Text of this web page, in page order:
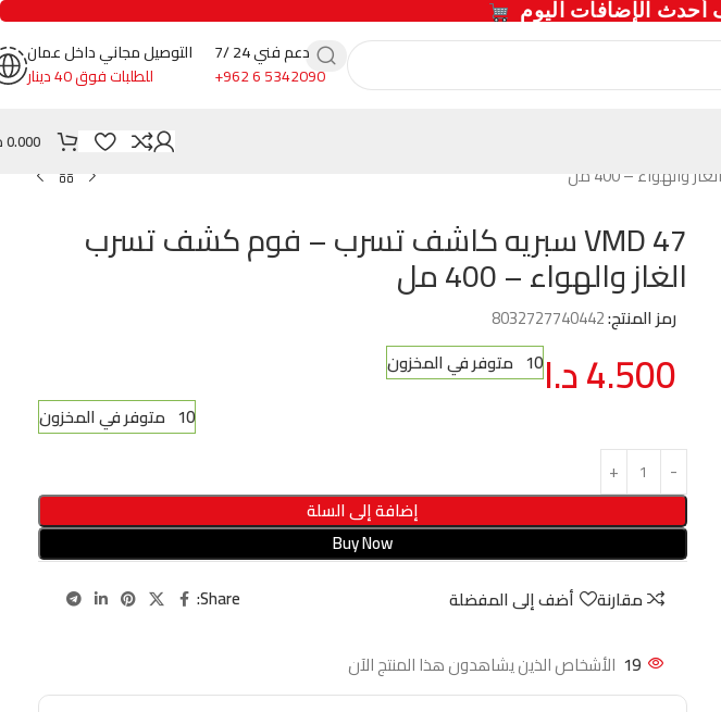
دعم فني 24 /7
+962 6 5342090
التوصيل مجاني داخل عمان
للطلبات فوق 40 دينار
0.000
VMD 47 سبريه كاشف تسرب – فوم كشف تسرب
الغاز والهواء – 400 مل
رمز المنتج:8032727740442
4.500د.ا10 متوفر في المخزون
10 متوفر في المخزون
إضافة إلى السلة
Buy Now
مقارنة
أضف إلى المفضلة Share:
19 الأشخاص الذين يشاهدون هذا المنتج الآن